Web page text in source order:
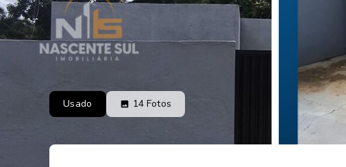
Usado 14 Fotos